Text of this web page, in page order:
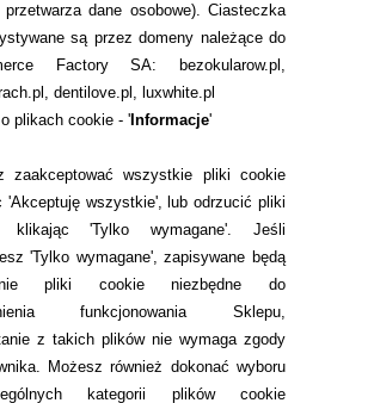
przetwarza dane osobowe). Ciasteczka
są przez domeny należące do
Factory SA: bezokularow.pl,
dentilove.pl, luxwhite.pl
plikach cookie - 'Informacje'
zaakceptować wszystkie pliki cookie
'Akceptuję wszystkie', lub odrzucić pliki
klikając 'Tylko wymagane'. Jeśli
'Tylko wymagane', zapisywane będą
pliki cookie niezbędne do
funkcjonowania Sklepu,
z takich plików nie wymaga zgody
Możesz również dokonać wyboru
kategorii plików cookie
od umowy)
ZGODY NA CIASTECZKA
44 42